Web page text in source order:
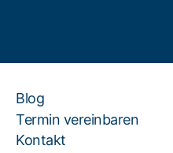
Blog
Termin vereinbaren
Kontakt